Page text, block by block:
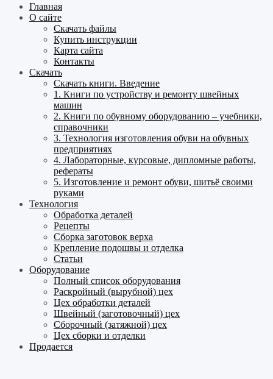
Главная
О сайте
Скачать файлы
Купить инструкции
Карта сайта
Контакты
Скачать
Скачать книги. Введение
1. Книги по устройству и ремонту швейных
машин
2. Книги по обувному оборудованию – учебники,
справочники
3. Технология изготовления обуви на обувных
предприятиях
4. Лабораторные, курсовые, дипломные работы,
рефераты
5. Изготовление и ремонт обуви, шитьё своими
руками
Технология
Обработка деталей
Рецепты
Сборка заготовок верха
Крепление подошвы и отделка
Статьи
Оборудование
Полный список оборудования
Раскройный (вырубной) цех
Цех обработки деталей
Швейный (заготовочный) цех
Сборочный (затяжной) цех
Цех сборки и отделки
Продается